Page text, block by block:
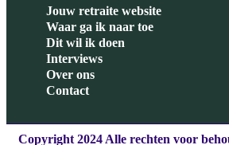
Jouw retraite website
Waar ga ik naar toe
Dit wil ik doen
Interviews
Over ons
Contact
Copyright 2024 Alle rechten voor